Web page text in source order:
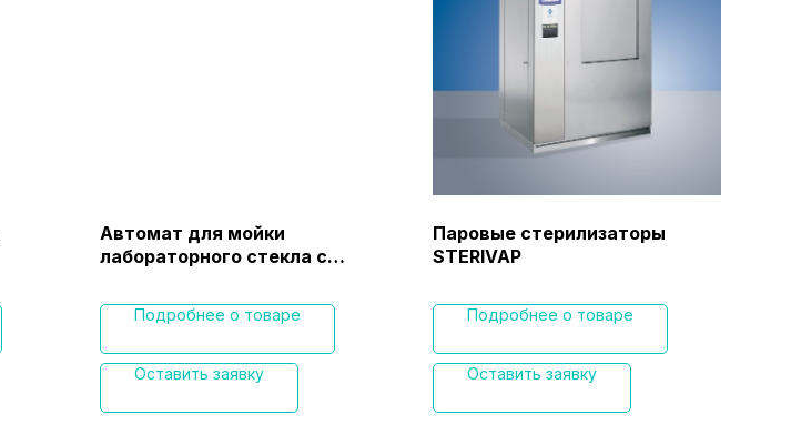
Автомат для мойки
лабораторного стекла с
дистиллированной воды,
жидким дозированием и
функцией EcoDry. PG 8583
(WW AD LD)
Подробнее о товаре
Оставить заявку
Паровые стерилизаторы
STERIVAP
Подробнее о товаре
Оставить заявку